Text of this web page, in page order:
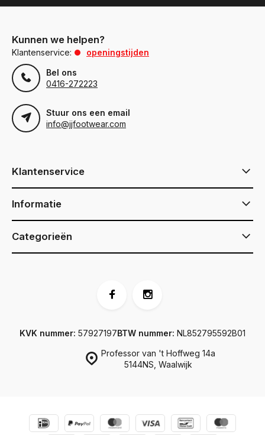
Kunnen we helpen?
Klantenservice:
openingstijden
Bel ons
0416-272223
Stuur ons een email
info@jjfootwear.com
Klantenservice
Informatie
Categorieën
Professor van 't Hoffweg 14a
5144NS, Waalwijk
KVK nummer: 57927197BTW nummer: NL852795592B01